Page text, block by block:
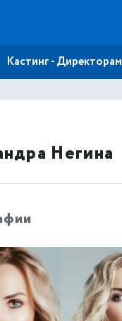
Кастинг - Директорам
Негина